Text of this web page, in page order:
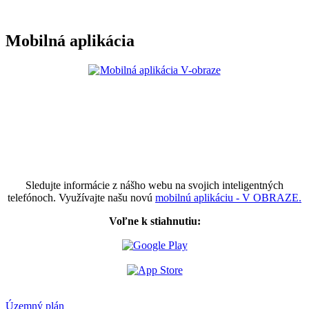
Mobilná aplikácia
Sledujte informácie z nášho webu na svojich inteligentných
telefónoch. Využívajte našu novú mobilnú aplikáciu - V OBRAZE.
Voľne k stiahnutiu:
Územný plán